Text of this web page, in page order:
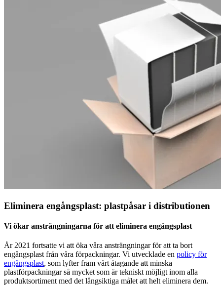
Eliminera engångsplast: plastpåsar i distributionen
Vi ökar ansträngningarna för att eliminera engångsplast
År 2021 fortsatte vi att öka våra ansträngningar för att ta bort
engångsplast från våra förpackningar. Vi utvecklade en policy för
engångsplast, som lyfter fram vårt åtagande att minska
plastförpackningar så mycket som är tekniskt möjligt inom alla
produktsortiment med det långsiktiga målet att helt eliminera dem.